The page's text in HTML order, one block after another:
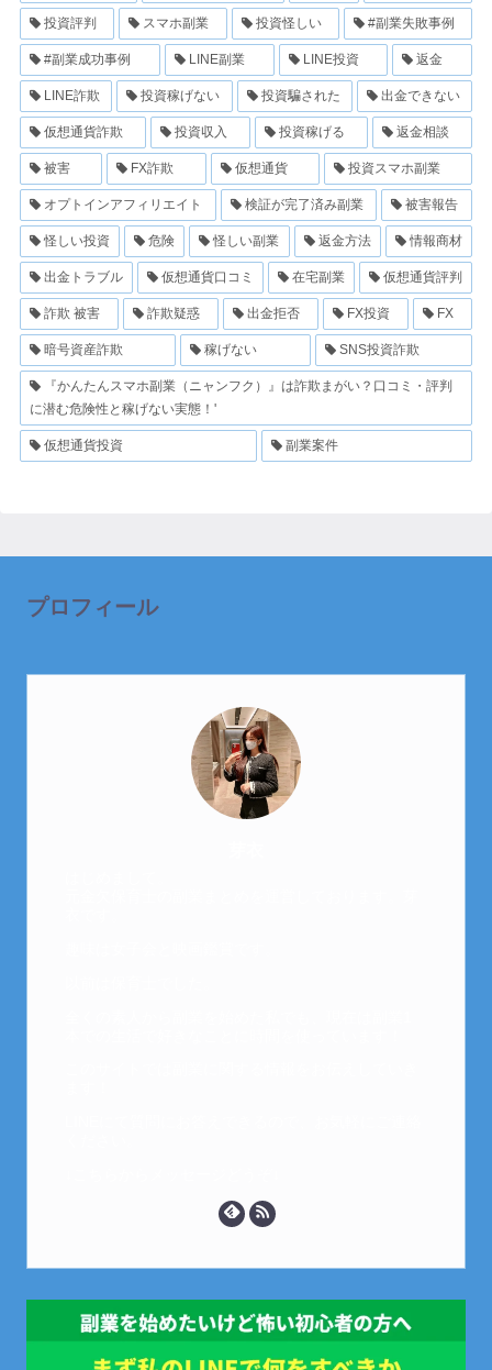
投資評判 スマホ副業 投資怪しい #副業失敗事例
#副業成功事例 LINE副業 LINE投資 返金
LINE詐欺 投資稼げない 投資騙された 出金できない
仮想通貨詐欺 投資収入 投資稼げる 返金相談
被害 FX詐欺 仮想通貨 投資スマホ副業
オプトインアフィリエイト 検証が完了済み副業 被害報告
怪しい投資 危険 怪しい副業 返金方法 情報商材
出金トラブル 仮想通貨口コミ 在宅副業 仮想通貨評判
詐欺 被害 詐欺疑惑 出金拒否 FX投資 FX
暗号資産詐欺 稼げない SNS投資詐欺
『かんたんスマホ副業（ニャンフク）』は詐欺まがい？口コミ・評判
に潜む危険性と稼げない実態！'
仮想通貨投資 副業案件
プロフィール